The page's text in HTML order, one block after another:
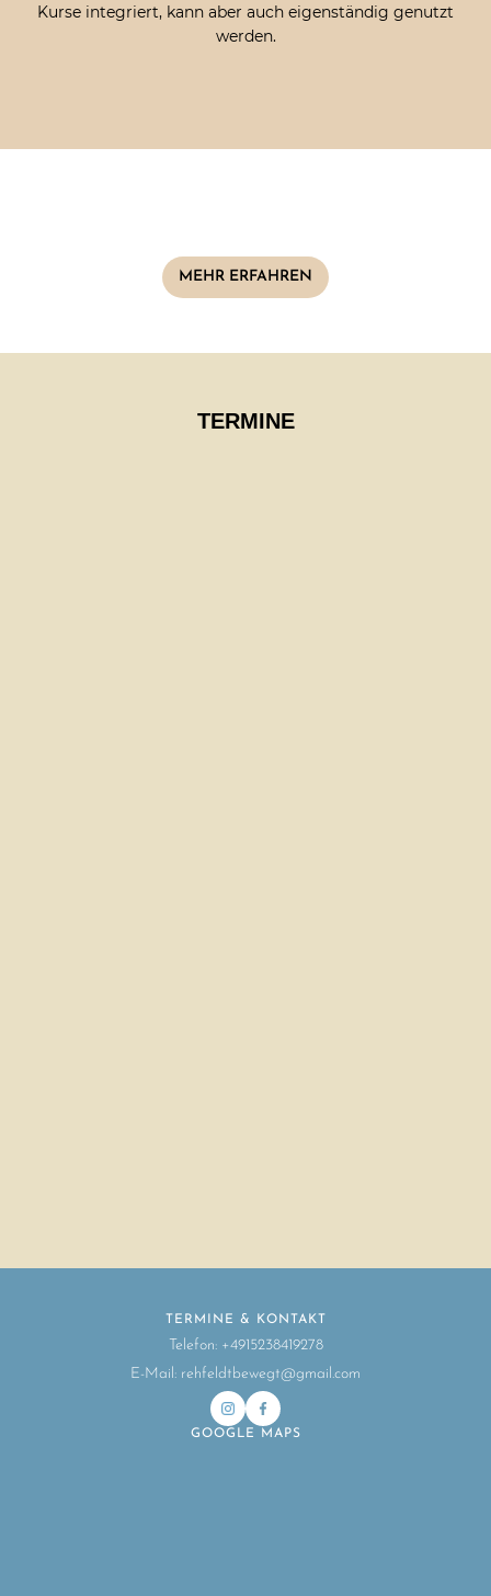
Kurse integriert, kann aber auch eigenständig genutzt
werden.
MEHR ERFAHREN
TERMINE
TERMINE & KONTAKT
Telefon: +4915238419278
E-Mail: rehfeldtbewegt@gmail.com
GOOGLE MAPS